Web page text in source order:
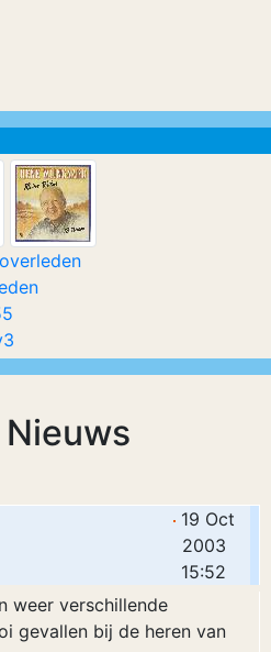
19 Oct
2003
15:52
weer verschillende
gevallen bij de heren van